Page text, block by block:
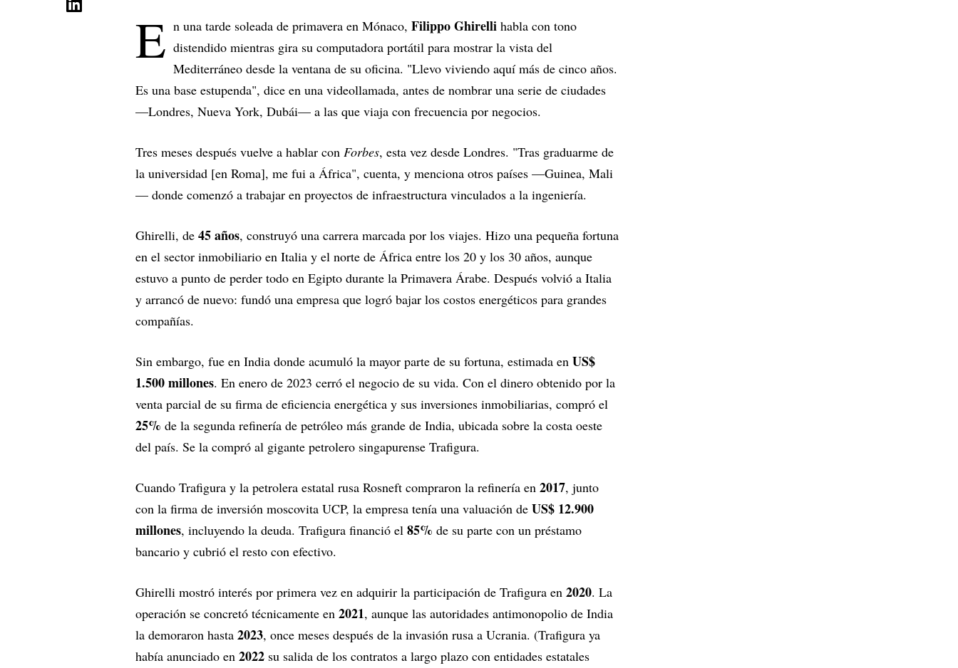
E n una tarde soleada de primavera en Mónaco, Filippo Ghirelli habla con tono
distendido mientras gira su computadora portátil para mostrar la vista del
Mediterráneo desde la ventana de su oficina. "Llevo viviendo aquí más de cinco años.
Es una base estupenda", dice en una videollamada, antes de nombrar una serie de ciudades
—Londres, Nueva York, Dubái— a las que viaja con frecuencia por negocios.
Tres meses después vuelve a hablar con Forbes, esta vez desde Londres. "Tras graduarme de
la universidad [en Roma], me fui a África", cuenta, y menciona otros países —Guinea, Mali
— donde comenzó a trabajar en proyectos de infraestructura vinculados a la ingeniería.
Ghirelli, de 45 años, construyó una carrera marcada por los viajes. Hizo una pequeña fortuna
en el sector inmobiliario en Italia y el norte de África entre los 20 y los 30 años, aunque
estuvo a punto de perder todo en Egipto durante la Primavera Árabe. Después volvió a Italia
y arrancó de nuevo: fundó una empresa que logró bajar los costos energéticos para grandes
compañías.
Sin embargo, fue en India donde acumuló la mayor parte de su fortuna, estimada en US$
1.500 millones. En enero de 2023 cerró el negocio de su vida. Con el dinero obtenido por la
venta parcial de su firma de eficiencia energética y sus inversiones inmobiliarias, compró el
25% de la segunda refinería de petróleo más grande de India, ubicada sobre la costa oeste
del país. Se la compró al gigante petrolero singapurense Trafigura.
Cuando Trafigura y la petrolera estatal rusa Rosneft compraron la refinería en 2017, junto
con la firma de inversión moscovita UCP, la empresa tenía una valuación de US$ 12.900
millones, incluyendo la deuda. Trafigura financió el 85% de su parte con un préstamo
bancario y cubrió el resto con efectivo.
Ghirelli mostró interés por primera vez en adquirir la participación de Trafigura en 2020. La
operación se concretó técnicamente en 2021, aunque las autoridades antimonopolio de India
la demoraron hasta 2023, once meses después de la invasión rusa a Ucrania. (Trafigura ya
había anunciado en 2022 su salida de los contratos a largo plazo con entidades estatales